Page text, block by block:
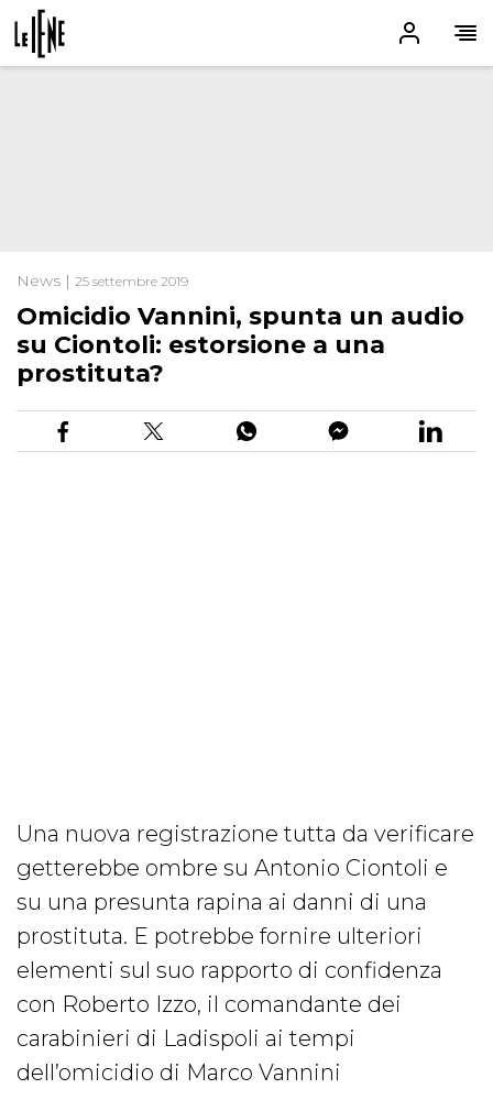
News | 25 settembre 2019
Omicidio Vannini, spunta un audio
su Ciontoli: estorsione a una
prostituta?
Una nuova registrazione tutta da verificare
getterebbe ombre su Antonio Ciontoli e
su una presunta rapina ai danni di una
prostituta. E potrebbe fornire ulteriori
elementi sul suo rapporto di confidenza
con Roberto Izzo, il comandante dei
carabinieri di Ladispoli ai tempi
dell’omicidio di Marco Vannini